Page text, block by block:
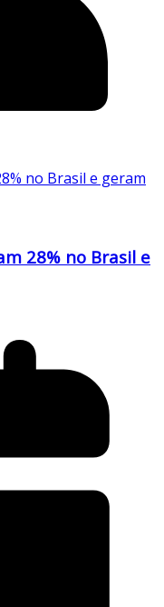
28% no Brasil e